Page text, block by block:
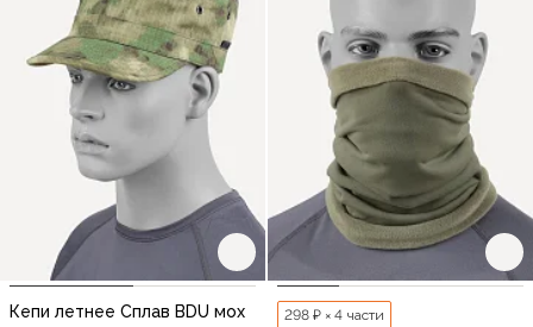
Кепи летнее Сплав BDU мох
298 ₽ × 4 части